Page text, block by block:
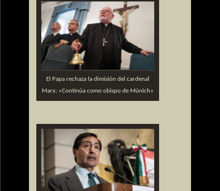
El Papa rechaza la dimisión del cardenal
Marx: «Continúa como obispo de Múnich»